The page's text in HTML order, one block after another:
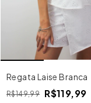
Regata Laise Branca
R$149,99 R$119,99